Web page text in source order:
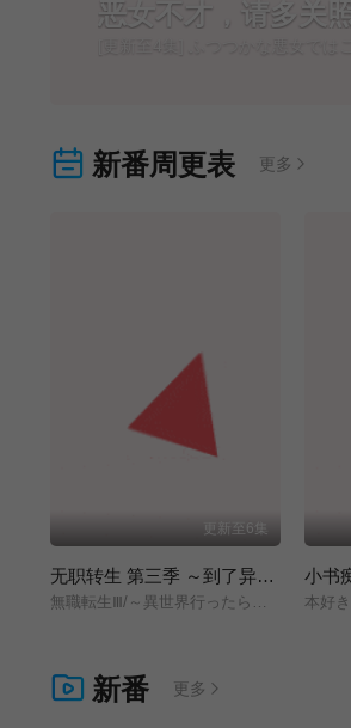
恶女不才，请多关
新番周更表 更多
更新至6集
无职转生 第三季 ～到了异世界就拿出真本事～
無職転生Ⅲ/～異世界行ったら本気だす～/
新番 更多